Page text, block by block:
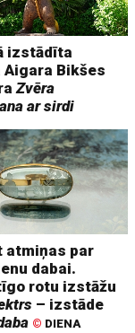
izstādīta
Bikšes
Zvēra
ar sirdi
atmiņas par
dabai.
rotu izstāžu
– izstāde
© DIENA